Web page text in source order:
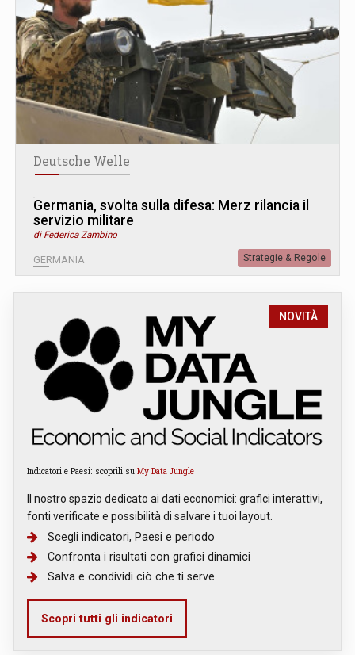
Deutsche Welle
Germania, svolta sulla difesa: Merz rilancia il
servizio militare
di Federica Zambino
GERMANIA Strategie & Regole
NOVITÀ
Indicatori e Paesi: scoprili su My Data Jungle
Il nostro spazio dedicato ai dati economici: grafici interattivi,
fonti verificate e possibilità di salvare i tuoi layout.
Scegli indicatori, Paesi e periodo
Confronta i risultati con grafici dinamici
Salva e condividi ciò che ti serve
Scopri tutti gli indicatori